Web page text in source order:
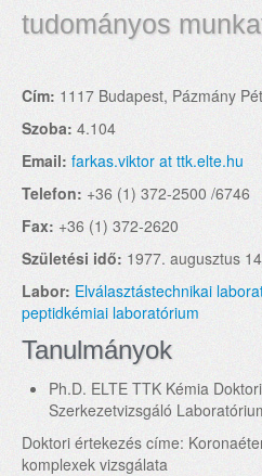
tudományos
Cím: 1117 Budapest, Pázmány
Szoba: 4.104
Email: farkas.viktor at ttk.elte.hu
Telefon: +36 (1) 372-2500 /6746
Fax: +36 (1) 372-2620
Születési idő: 1977. augusztus
Labor: Elválasztástechnikai
peptidkémiai laboratórium
Tanulmányok
Ph.D. ELTE TTK Kémia
Szerkezetvizsgáló
Doktori értekezés címe:
komplexek vizsgálata